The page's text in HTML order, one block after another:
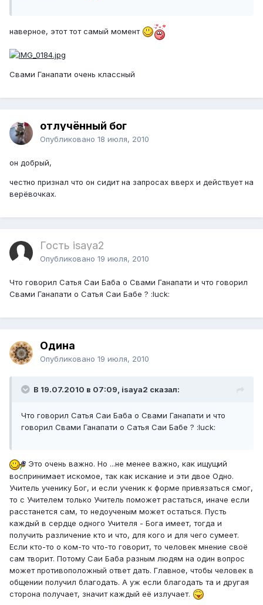
наверное, этот тот самый момент
Свами Ганапати очень классный
отлучённый бог
Опубликовано 18 июля, 2010
он добрый,
честно признал что он сидит на запросах вверх и действует на
верёвочках.
Гость isaya2
Опубликовано 19 июля, 2010
Что говорил Сатья Саи Баба о Свами Ганапати и что говорил
Свами Ганапати о Сатья Саи Бабе ? :luck:
Одина
Опубликовано 19 июля, 2010
В 19.07.2010 в 07:09, isaya2 сказал:
Что говорил Сатья Саи Баба о Свами Ганапати и что
говорил Свами Ганапати о Сатья Саи Бабе ? :luck:
Это очень важно. Но ...не менее важно, как ищущий
воспринимает искомое, так как искание и эти двое Одно.
Учитель ученику Бог, и если ученик к форме привязаться смог,
то с Учителем только Учитель поможет растаться, иначе если
расстанется сам, то недоученым может остаться. Пусть
каждый в сердце одного Учителя - Бога имеет, тогда и
получить различение кто и что, для кого и для чего сумеет.
Если кто-то о ком-то что-то говорит, то человек мнение своё
сам творит. Потому Саи Баба разным людям на один вопрос
может противоположный ответ дать. Главное, чтобы человек в
общении получил благодать. А уж если благодать та и другая
сторона получает, значит каждый её излучает.